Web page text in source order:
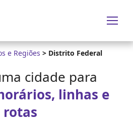
e Regiões > Distrito Federal
cidade para
linhas e
rotas